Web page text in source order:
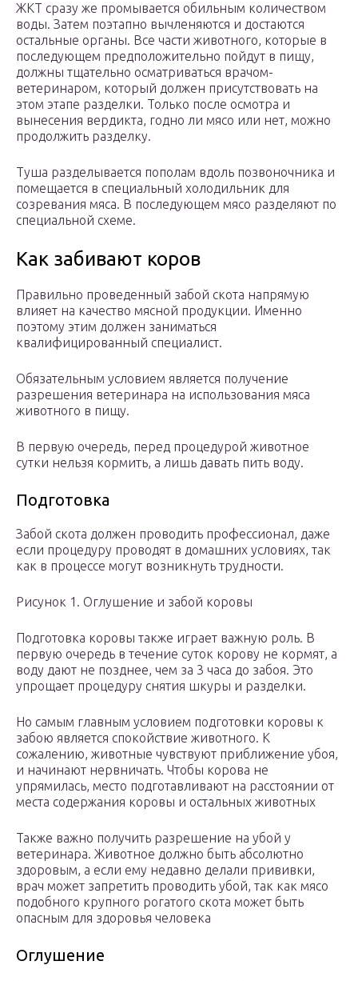
ЖКТ сразу же промывается обильным количеством
воды. Затем поэтапно вычленяются и достаются
остальные органы. Все части животного, которые в
последующем предположительно пойдут в пищу,
должны тщательно осматриваться врачом-
ветеринаром, который должен присутствовать на
этом этапе разделки. Только после осмотра и
вынесения вердикта, годно ли мясо или нет, можно
продолжить разделку.
Туша разделывается пополам вдоль позвоночника и
помещается в специальный холодильник для
созревания мяса. В последующем мясо разделяют по
специальной схеме.
Как забивают коров
Правильно проведенный забой скота напрямую
влияет на качество мясной продукции. Именно
поэтому этим должен заниматься
квалифицированный специалист.
Обязательным условием является получение
разрешения ветеринара на использования мяса
животного в пищу.
В первую очередь, перед процедурой животное
сутки нельзя кормить, а лишь давать пить воду.
Подготовка
Забой скота должен проводить профессионал, даже
если процедуру проводят в домашних условиях, так
как в процессе могут возникнуть трудности.
Рисунок 1. Оглушение и забой коровы
Подготовка коровы также играет важную роль. В
первую очередь в течение суток корову не кормят, а
воду дают не позднее, чем за 3 часа до забоя. Это
упрощает процедуру снятия шкуры и разделки.
Но самым главным условием подготовки коровы к
забою является спокойствие животного. К
сожалению, животные чувствуют приближение убоя,
и начинают нервничать. Чтобы корова не
упрямилась, место подготавливают на расстоянии от
места содержания коровы и остальных животных
Также важно получить разрешение на убой у
ветеринара. Животное должно быть абсолютно
здоровым, а если ему недавно делали прививки,
врач может запретить проводить убой, так как мясо
подобного крупного рогатого скота может быть
опасным для здоровья человека
Оглушение